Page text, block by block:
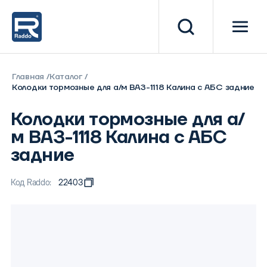
Главная Каталог
Колодки тормозные для а/м ВАЗ-1118 Калина с АБС задние
Колодки тормозные для а/
м ВАЗ-1118 Калина с АБС
задние
Код Raddo: 22403